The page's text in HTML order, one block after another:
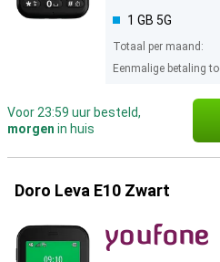
1 GB 5G
Totaal per maand:
Eenmalige betaling
Voor 23:59 uur besteld,
morgen in huis
Doro Leva E10 Zwart